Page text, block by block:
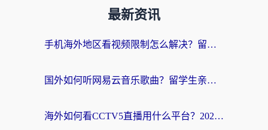
最新资讯
手机海外地区看视频限制怎么解决？留学生亲测有效的回国加速器指南
国外如何听网易云音乐歌曲？留学生亲测有效的回国加速方案
海外如何看CCTV5直播用什么平台？2026最新指南：看欧洲杯、中超、奥运不再卡